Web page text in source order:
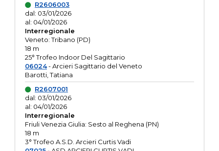
R2606003
dal: 03/01/2026
al: 04/01/2026
Interregionale
Veneto: Tribano (PD)
18 m
25° Trofeo Indoor Del Sagittario
06024- Arcieri Sagittario del Veneto
Barotti, Tatiana
R2607001
dal: 03/01/2026
al: 04/01/2026
Interregionale
Friuli Venezia Giulia: Sesto al Reghena (PN)
18 m
3° Trofeo A.S.D. Arcieri Curtis Vadi